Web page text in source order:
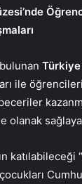
Türkiye
ile
olanak
katılabileceği